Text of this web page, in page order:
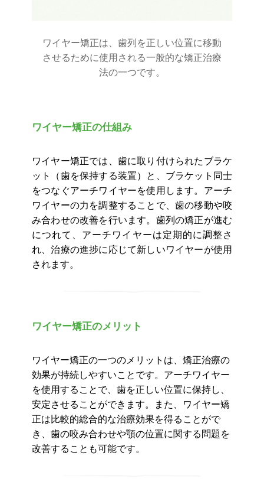
ワイヤー矯正は、歯列を正しい位置に移動
させるために使用される一般的な矯正治療
法の一つです。
ワイヤー矯正の仕組み
ワイヤー矯正では、歯に取り付けられたブラケ
ット（歯を保持する装置）と、ブラケット同士
をつなぐアーチワイヤーを使用します。アーチ
ワイヤーの力を調整することで、歯の移動や咬
み合わせの改善を行います。歯列の矯正が進む
につれて、アーチワイヤーは定期的に調整さ
れ、治療の進捗に応じて新しいワイヤーが使用
されます。
ワイヤー矯正のメリット
ワイヤー矯正の一つのメリットは、矯正治療の
効果が持続しやすいことです。アーチワイヤー
を使用することで、歯を正しい位置に保持し、
安定させることができます。また、ワイヤー矯
正は比較的総合的な治療効果を得ることがで
き、歯の咬み合わせや顎の位置に関する問題を
改善することも可能です。